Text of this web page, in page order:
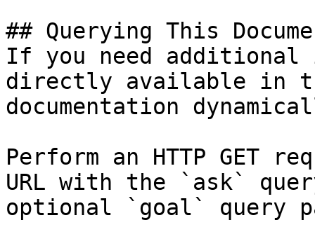
## Querying This
If you need
directly available in
documentation
Perform an HTTP GET
URL with the `ask`
optional `goal` query